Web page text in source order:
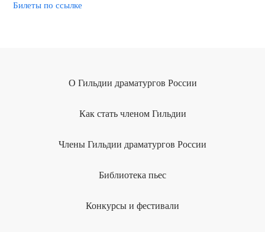
Билеты по ссылке
О Гильдии драматургов России
Как стать членом Гильдии
Члены Гильдии драматургов России
Библиотека пьес
Конкурсы и фестивали